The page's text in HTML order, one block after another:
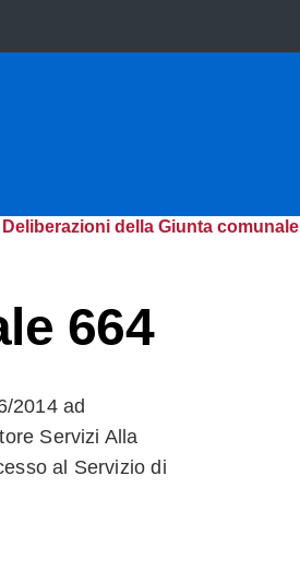
Deliberazioni della Giunta comunale
664
2014 ad
Servizi Alla
al Servizio di